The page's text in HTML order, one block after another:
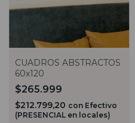
CUADROS ABSTRACTOS
60x120
$265.999
$212.799,20 con Efectivo
(PRESENCIAL en locales)